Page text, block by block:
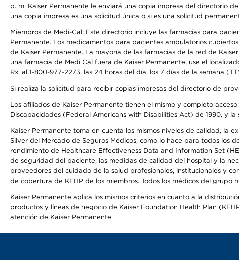
p. m. Kaiser Permanente le enviará una copia impresa del directorio
una copia impresa es una solicitud única o si es una solicitud
Miembros de Medi-Cal: Este directorio incluye las farmacias para
Permanente. Los medicamentos para pacientes ambulatorios
de Kaiser Permanente. La mayoría de las farmacias de la red de
una farmacia de Medi Cal fuera de Kaiser Permanente, use el
Rx, al 1-800-977-2273, las 24 horas del día, los 7 días de la semana
Si realiza la solicitud para recibir copias impresas del directorio de
Los afiliados de Kaiser Permanente tienen el mismo y completo
Discapacidades (Federal Americans with Disabilities Act) de 1990, y
Kaiser Permanente toma en cuenta los mismos niveles de calidad, la
Silver del Mercado de Seguros Médicos, como lo hace para todos los
rendimiento de Healthcare Effectiveness Data and Information Set
de seguridad del paciente, las medidas de calidad del hospital y la
proveedores del cuidado de la salud profesionales, institucionales y
de cobertura de KFHP de los miembros. Todos los médicos del
Kaiser Permanente aplica los mismos criterios en cuanto a la
productos y líneas de negocio de Kaiser Foundation Health Plan
atención de Kaiser Permanente.